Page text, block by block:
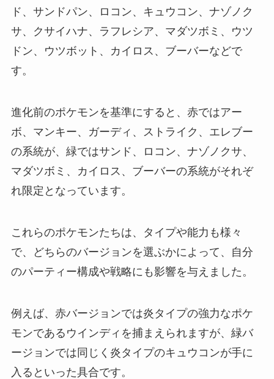
ド、サンドパン、ロコン、キュウコン、ナゾノク
サ、クサイハナ、ラフレシア、マダツボミ、ウツ
ドン、ウツボット、カイロス、ブーバーなどで
す。
進化前のポケモンを基準にすると、赤ではアー
ボ、マンキー、ガーディ、ストライク、エレブー
の系統が、緑ではサンド、ロコン、ナゾノクサ、
マダツボミ、カイロス、ブーバーの系統がそれぞ
れ限定となっています。
これらのポケモンたちは、タイプや能力も様々
で、どちらのバージョンを選ぶかによって、自分
のパーティー構成や戦略にも影響を与えました。
例えば、赤バージョンでは炎タイプの強力なポケ
モンであるウインディを捕まえられますが、緑バ
ージョンでは同じく炎タイプのキュウコンが手に
入るといった具合です。